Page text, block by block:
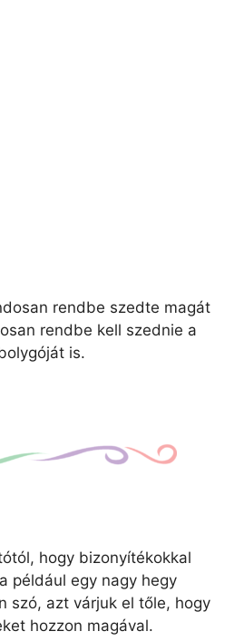
rendbe szedte magát
rendbe kell szednie a
is.
hogy bizonyítékokkal
például egy nagy hegy
szó, azt várjuk el tőle, hogy
hozzon magával.